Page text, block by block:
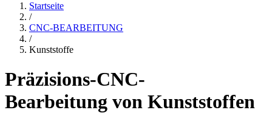
Startseite
/
CNC-BEARBEITUNG
/
Kunststoffe
Präzisions-CNC-
Bearbeitung von Kunststoffen